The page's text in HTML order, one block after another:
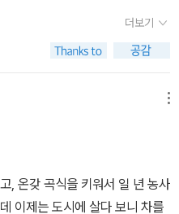
다.이런 친구들의 도움으로 벼는
.도시에서는 잘볼수 없지만 노
도 하나 그려보라고 해줬지요.이
에 맛있는 밥이 되어 올라온다
니 정말 많은 자연친구들의 도
같은 자연현상도 중요하지만
거 같아요.밥을 먹을때마다 꼭
딸아이와 약속했답니다.다음에
며 제 할 일을 해 왔다. ​ 하지만
있는 논은 깨끗한 곳이라는 걸
태계가 그렇게 활발하게 유지
는 활발한 논 생태계가 벼농사를
려 주고, 개구리, 물뱀, 백로 등
한 묘사를 통해 보여 준다. 또 우
생태계가 얼마나 중요한 역할
주인공 진혁이​ 진혁이의 할아
더보기
, 온갖 곡식을 키워서 일 년 농사
이제는 도시에 살다 보니 차를